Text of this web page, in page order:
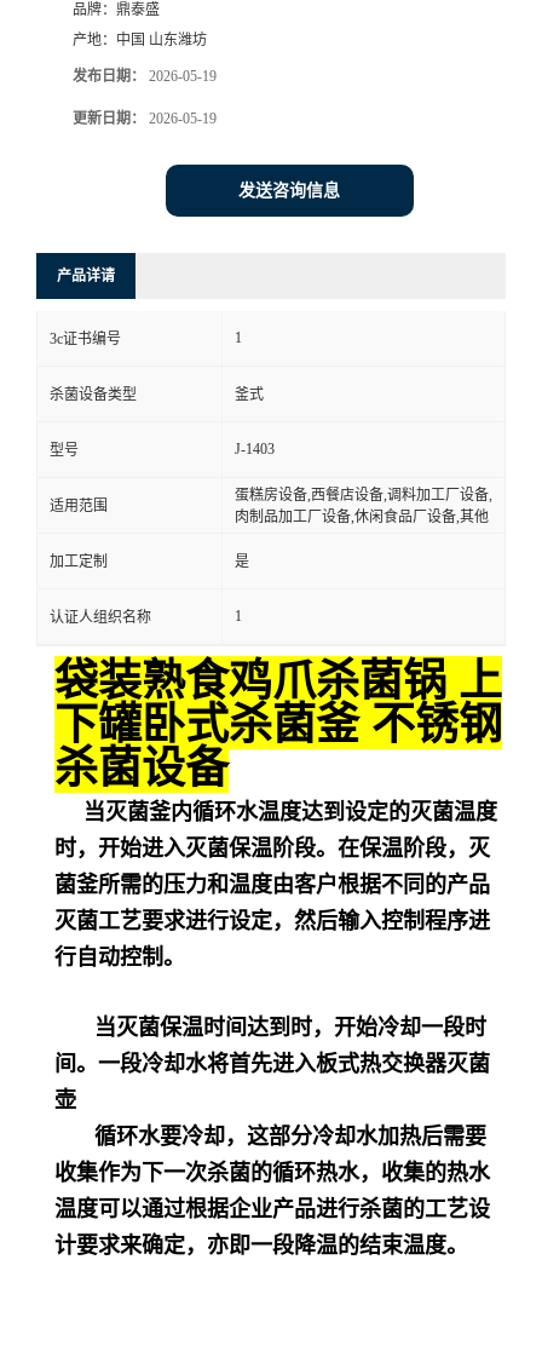
品牌： 鼎泰盛
产地： 中国 山东潍坊
发布日期： 2026-05-19
更新日期： 2026-05-19
发送咨询信息
产品详请
3c证书编号 1
杀菌设备类型 釜式
型号 J-1403
适用范围
蛋糕房设备,西餐店设备,调料加工厂设备,
肉制品加工厂设备,休闲食品厂设备,其他
加工定制 是
认证人组织名称 1
袋装熟食鸡爪杀菌锅 上
下罐卧式杀菌釜 不锈钢
杀菌设备
当灭菌釜内循环水温度达到设定的灭菌温度
时，开始进入灭菌保温阶段。在保温阶段，灭
菌釜所需的压力和温度由客户根据不同的产品
灭菌工艺要求进行设定，然后输入控制程序进
行自动控制。
当灭菌保温时间达到时，开始冷却一段时
间。一段冷却水将首先进入板式热交换器灭菌
壶
循环水要冷却，这部分冷却水加热后需要
收集作为下一次杀菌的循环热水，收集的热水
温度可以通过根据企业产品进行杀菌的工艺设
计要求来确定，亦即一段降温的结束温度。